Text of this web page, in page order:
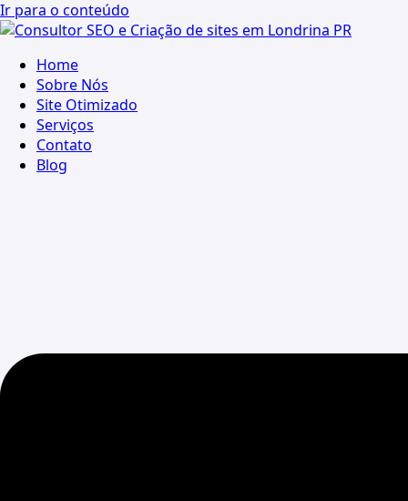
Ir para o conteúdo
Home
Sobre Nós
Site Otimizado
Serviços
Contato
Blog